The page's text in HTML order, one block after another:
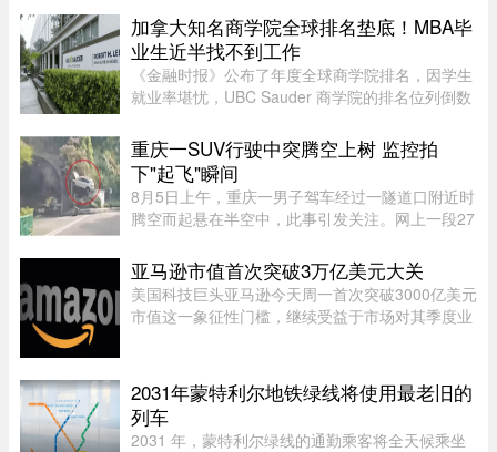
加拿大知名商学院全球排名垫底！MBA毕
业生近半找不到工作
《金融时报》公布了年度全球商学院排名，因学生
就业率堪忧，UBC Sauder 商学院的排名位列倒数
有 53% 的人表示毕业三个月内找到工作。图片：
RICHARD LAM /PNG在今年的 MB ...
重庆一SUV行驶中突腾空上树 监控拍
下"起飞"瞬间
8月5日上午，重庆一男子驾车经过一隧道口附近时
腾空而起悬在半空中，此事引发关注。网上一段27
道，其前方右边是一处转弯，前端左侧是一个隧道
口，当车驶至该隧道口附近时 ...
亚马逊市值首次突破3万亿美元大关
美国科技巨头亚马逊今天周一首次突破3000亿美元
市值这一象征性门槛，继续受益于市场对其季度业
马逊股价上涨5.20%，达到28 ...
2031年蒙特利尔地铁绿线将使用最老旧的
列车
2031 年，蒙特利尔绿线的通勤乘客将全天候乘坐